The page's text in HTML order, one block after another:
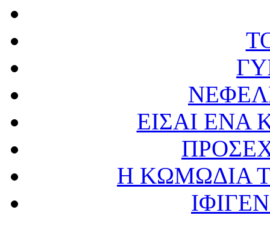
ΕΙΣΑΙ ΕΝΑ
Η ΚΩΜΩΔΙΑ